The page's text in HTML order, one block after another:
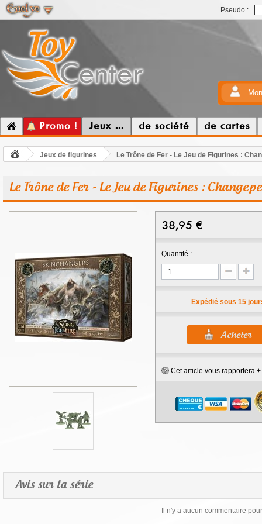
Pseudo :
Promo ! Jeux ... de société de cartes
Jeux de figurines Le Trône de Fer - Le Jeu de Figurines :
Le Trône de Fer - Le Jeu de Figurines :
38,95 €
Quantité :
Expédié sous 15
Cet article vous rapportera +
Avis sur la série
Il n'y a aucun commentaire